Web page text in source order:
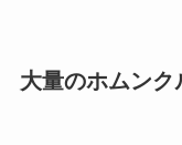
大量のホムンク